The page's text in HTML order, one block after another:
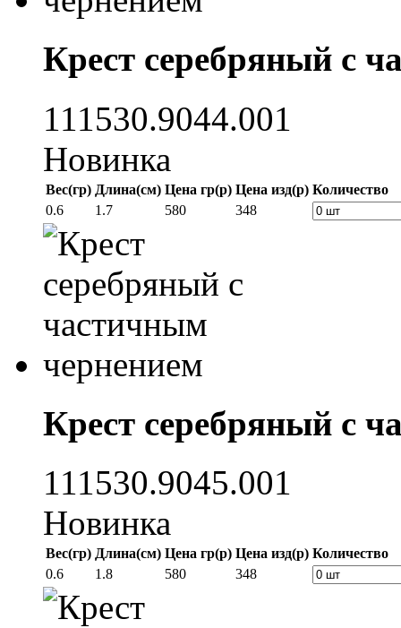
Крест серебряный с
111530.9044.001
Новинка
Вес(гр) Длина(см) Цена гр(р) Цена изд(р) Количество
0.6
1.7 580 348
Крест серебряный с
111530.9045.001
Новинка
Вес(гр) Длина(см) Цена гр(р) Цена изд(р) Количество
0.6
1.8 580 348